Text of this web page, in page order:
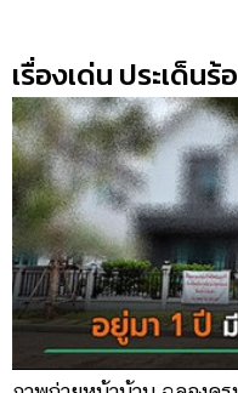
ถือ
ราคา
ทอง
ราคา
น้ำมัน
วา
ไร
ตี้
เรื่องเด่น ประเด็นร้